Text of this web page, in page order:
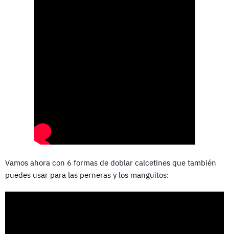
Vamos ahora con 6 formas de doblar calcetines que también
puedes usar para las perneras y los manguitos: